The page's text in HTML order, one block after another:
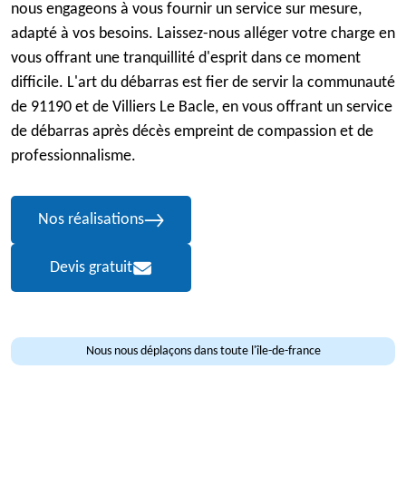
nous engageons à vous fournir un service sur mesure,
adapté à vos besoins. Laissez-nous alléger votre charge en
vous offrant une tranquillité d'esprit dans ce moment
difficile. L'art du débarras est fier de servir la communauté
de 91190 et de Villiers Le Bacle, en vous offrant un service
de débarras après décès empreint de compassion et de
professionnalisme.
Nos réalisations
Devis gratuit
Nous nous déplaçons dans toute l'île-de-france